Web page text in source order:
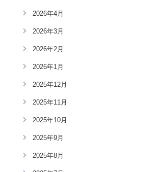
2026年4月
2026年3月
2026年2月
2026年1月
2025年12月
2025年11月
2025年10月
2025年9月
2025年8月